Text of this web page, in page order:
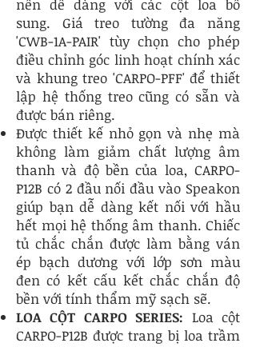
nên dễ dàng với các cột loa bổ
sung. Giá treo tường đa năng
'CWB-1A-PAIR' tùy chọn cho phép
điều chỉnh góc linh hoạt chính xác
và khung treo 'CARPO-PFF' để thiết
lập hệ thống treo cũng có sẵn và
được bán riêng.
Được thiết kế nhỏ gọn và nhẹ mà
không làm giảm chất lượng âm
thanh và độ bền của loa, CARPO-
P12B có 2 đầu nối đầu vào Speakon
giúp bạn dễ dàng kết nối với hầu
hết mọi hệ thống âm thanh. Chiếc
tủ chắc chắn được làm bằng ván
ép bạch dương với lớp sơn màu
đen có kết cấu kết chắc chắn độ
bền với tính thẩm mỹ sạch sẽ.
LOA CỘT CARPO SERIES: Loa cột
CARPO-P12B được trang bị loa trầm